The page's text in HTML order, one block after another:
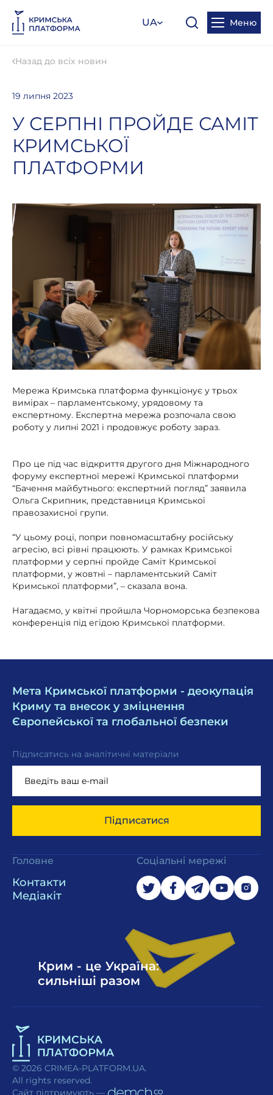
UA Меню
Назад до всіх новин
19 липня 2023
У СЕРПНІ ПРОЙДЕ САМІТ
КРИМСЬКОЇ
ПЛАТФОРМИ
Мережа Кримська платформа функціонує у трьох
вимірах – парламентському, урядовому та
експертному. Експертна мережа розпочала свою
роботу у липні 2021 і продовжує роботу зараз.
Про це під час відкриття другого дня Міжнародного
форуму експертної мережі Кримської платформи
“Бачення майбутнього: експертний погляд” заявила
Ольга Скрипник, представниця Кримської
правозахисної групи.
“У цьому році, попри повномасштабну російську
агресію, всі рівні працюють. У рамках Кримської
платформи у серпні пройде Саміт Кримської
платформи, у жовтні – парламентський Саміт
Кримської платформи”, – сказала вона.
Нагадаємо, у квітні пройшла Чорноморська безпекова
конференція під егідою Кримської платформи.
Мета Кримської платформи - деокупація
Криму та внесок у зміцнення
Європейської та глобальної безпеки
Підписатись на аналітичні матеріали
Підписатися
Головне
Контакти
Медіакіт
Соціальні мережі
Крим - це Україна:
сильніші разом
© 2026 CRIMEA-PLATFORM.UA.
All rights reserved.
Сайт підтримують —